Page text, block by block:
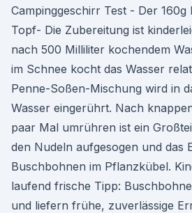
Campinggeschirr Test - Der 160g
Topf- Die Zubereitung ist
nach 500 Milliliter kochendem
im Schnee kocht das Wasser
Penne-Soßen-Mischung wird in
Wasser eingerührt. Nach
paar Mal umrühren ist ein
den Nudeln aufgesogen und das
Buschbohnen im Pflanzkübel.
laufend frische Tipp:
und liefern frühe, zuverlässige